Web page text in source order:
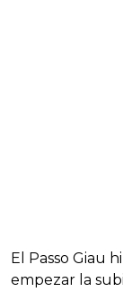
El Passo Giau
empezar la